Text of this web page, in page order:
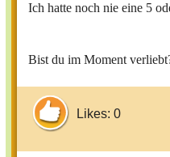
Ich hatte noch nie eine 5
Bist du im Moment
Likes: 0